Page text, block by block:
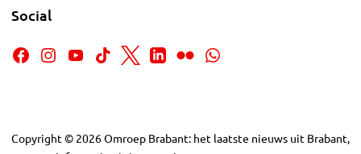
Social
Copyright © 2026Omroep Brabant: het laatste nieuws uit Brabant,